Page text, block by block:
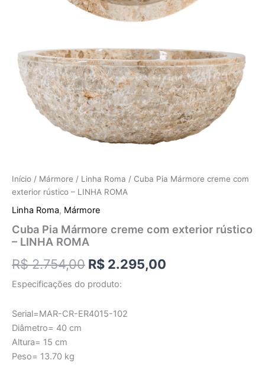
Início / Mármore / Linha Roma / Cuba Pia Mármore creme com
exterior rústico – LINHA ROMA
Linha Roma, Mármore
Cuba Pia Mármore creme com exterior rústico
– LINHA ROMA
R$2.754,00 R$ 2.295,00
Especificações do produto:
Serial=MAR-CR-ER4015-102
Diâmetro= 40 cm
Altura= 15 cm
Peso= 13.70 kg